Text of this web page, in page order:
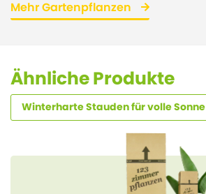
Mehr Gartenpflanzen
Ähnliche Produkte
Winterharte Stauden für volle Sonne